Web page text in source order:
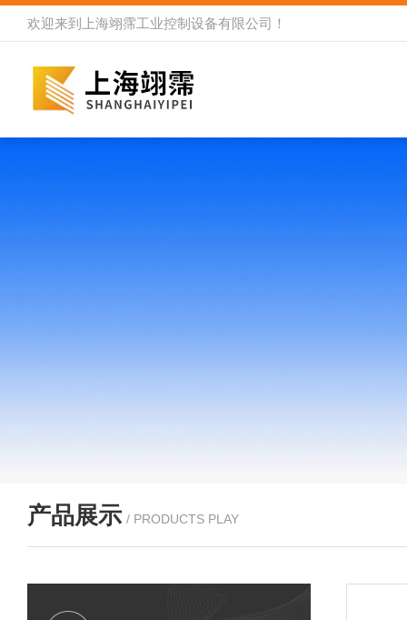
欢迎来到 上海翊霈工业控制设备有限公司 ！
产品展示 / PRODUCTS PLAY